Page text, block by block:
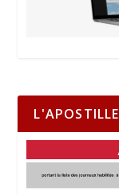
L'APOSTILLE